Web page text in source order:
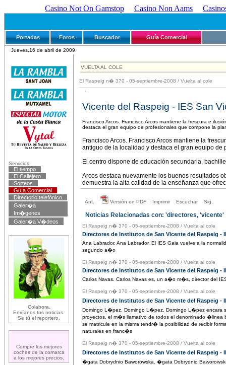
Casino Not On Gamstop Casino Non Aams
Portadas Foros Buscador Guía Comercial
Jueves,16 de abril de 2009.
Servicios
El tiempo
El Callejero
Sorteos
Guía Comercial
Directorio telefónico
Galer�a
Im�genes
Galer�a V�deos
Colabora.
Envíanos tus noticias.
Se tú el reportero.
Compre los mejores
coches de la comarca
a los mejores precios.
VUELTA AL COLE
El Raspeig n� 370 - 05-septiembre-2008 / Vuelta al cole
Vicente del Raspeig - IES San
Francisco Arcos. Francisco Arcos mantiene la frescura e
destaca el gran equipo de profesionales que compone la
Francisco Arcos. Francisco Arcos mantiene la
antiguo de la localidad y destaca el gran equipo
El centro dispone de educación secundaria,
Arcos destaca nuevamente los buenos resultados
demuestra la alta calidad de la enseñanza que
Ant. Versión en PDF Imprimir Escuchar Sig.
Noticias Relacionadas con: 'directores, 'vicente'
El Raspeig n� 370 - 05-septiembre-2008 / Vuelta al cole
Directores de Institutos de San Vicente del Raspeig -
Ana Labrador. Ana Labrador. El IES Gaia vuelve a la
segundo a�o
El Raspeig n� 370 - 05-septiembre-2008 / Vuelta al cole
Directores de Institutos de San Vicente del Raspeig -
Carlos Navas. Carlos Navas es, un a�o m�s, director del
El Raspeig n� 370 - 05-septiembre-2008 / Vuelta al cole
Directores de Institutos de San Vicente del Raspeig -
Domingo L�pez. Domingo L�pez. Domingo L�pez encara
proyectos, el m�s llamativo de todos el denominado
se matricule en la misma tendr� la posibilidad de recibir
naturales en franc�s
El Raspeig n� 370 - 05-septiembre-2008 / Vuelta al cole
Directores de Institutos de San Vicente del Raspeig -
�gata Dobrydnio Baworowska. �gata Dobrydnio